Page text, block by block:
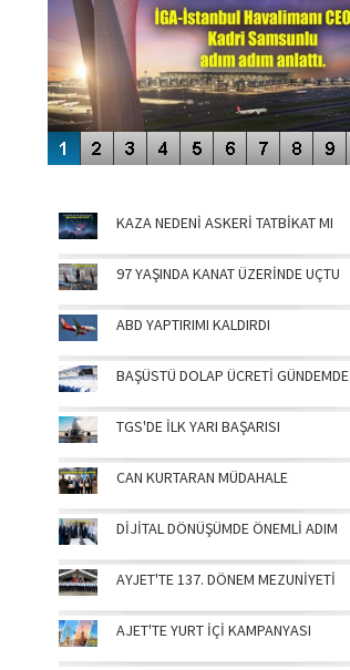
KAZA NEDENİ ASKERİ TATBİKAT MI
97 YAŞINDA KANAT ÜZERİNDE UÇTU
ABD YAPTIRIMI KALDIRDI
BAŞÜSTÜ DOLAP ÜCRETİ GÜNDEMDE
TGS'DE İLK YARI BAŞARISI
CAN KURTARAN MÜDAHALE
DİJİTAL DÖNÜŞÜMDE ÖNEMLİ ADIM
AYJET'TE 137. DÖNEM MEZUNİYETİ
AJET'TE YURT İÇİ KAMPANYASI